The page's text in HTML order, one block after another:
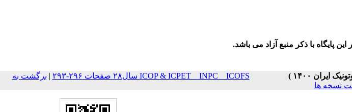
پایگاه با ذکر منبع آزاد می باشد.
ICOP & ICPET _ INPC _ ICOFS سال۲۸ صفحات ۲۹۶-۲۹۳ | برگشت به
نسخه ها